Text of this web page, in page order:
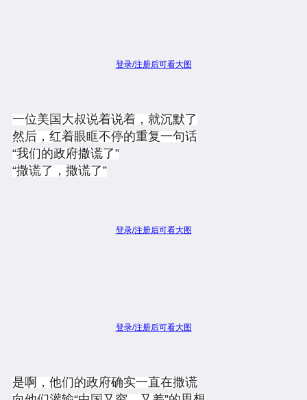
登录/注册后可看大图
一位美国大叔说着说着，就沉默了
然后，红着眼眶不停的重复一句话
“我们的政府撒谎了”
“撒谎了，撒谎了”
登录/注册后可看大图
登录/注册后可看大图
是啊，他们的政府确实一直在撒谎